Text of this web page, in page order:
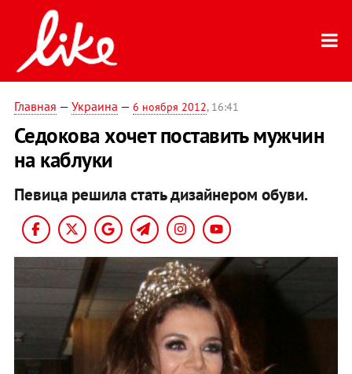
Главная — Украина — 6 ноября 2012, 16:41
Седокова хочет поставить мужчин
на каблуки
Певица решила стать дизайнером обуви.